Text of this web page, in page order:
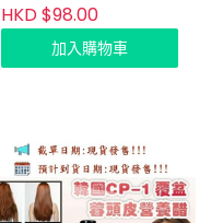
HKD $98.00
加入購物車